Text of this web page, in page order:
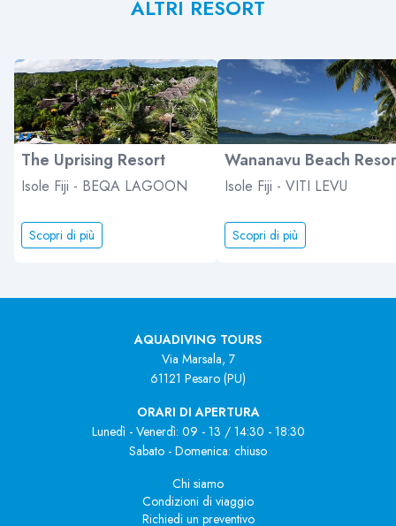
ALTRI RESORT
The Uprising Resort
Isole Fiji - BEQA LAGOON
Scopri di più
Wananavu Beach
Isole Fiji - VITI LEVU
Scopri di più
AQUADIVING TOURS
Via Marsala, 7
61121 Pesaro (PU)
ORARI DI APERTURA
Lunedì - Venerdì: 09 - 13 / 14:30 - 18:30
Sabato - Domenica: chiuso
Chi siamo
Condizioni di viaggio
Richiedi un preventivo